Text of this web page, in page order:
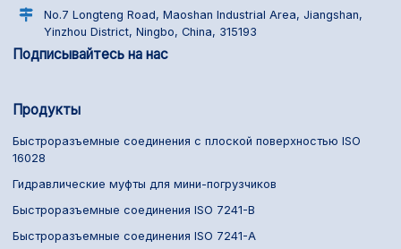
No.7 Longteng Road, Maoshan Industrial Area, Jiangshan,
Yinzhou District, Ningbo, China, 315193
Подписывайтесь на нас
Продукты
Быстроразъемные соединения с плоской поверхностью ISO
16028
Гидравлические муфты для мини-погрузчиков
Быстроразъемные соединения ISO 7241-B
Быстроразъемные соединения ISO 7241-A